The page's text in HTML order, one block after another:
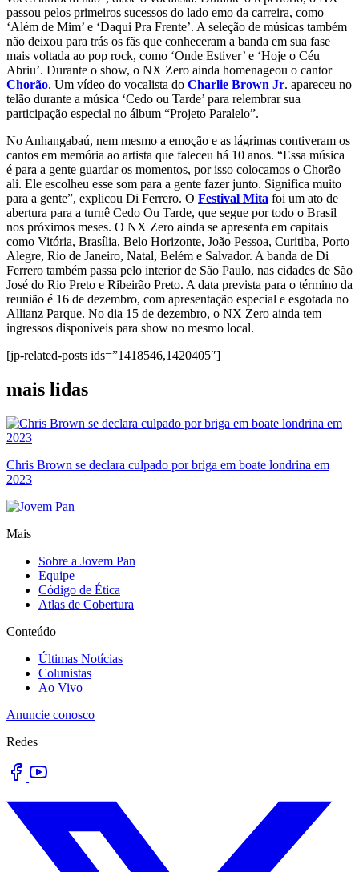
passou pelos primeiros sucessos do lado emo da carreira, como
‘Além de Mim’ e ‘Daqui Pra Frente’. A seleção de músicas também
não deixou para trás os fãs que conheceram a banda em sua fase
mais voltada ao pop rock, como ‘Onde Estiver’ e ‘Hoje o Céu
Abriu’. Durante o show, o NX Zero ainda homenageou o cantor
Chorão. Um vídeo do vocalista do Charlie Brown Jr. apareceu no
telão durante a música ‘Cedo ou Tarde’ para relembrar sua
participação especial no álbum “Projeto Paralelo”.
No Anhangabaú, nem mesmo a emoção e as lágrimas contiveram os
cantos em memória ao artista que faleceu há 10 anos. “Essa música
é para a gente guardar os momentos, por isso colocamos o Chorão
ali. Ele escolheu esse som para a gente fazer junto. Significa muito
para a gente”, explicou Di Ferrero. O Festival Mita foi um ato de
abertura para a turnê Cedo Ou Tarde, que segue por todo o Brasil
nos próximos meses. O NX Zero ainda se apresenta em capitais
como Vitória, Brasília, Belo Horizonte, João Pessoa, Curitiba, Porto
Alegre, Rio de Janeiro, Natal, Belém e Salvador. A banda de Di
Ferrero também passa pelo interior de São Paulo, nas cidades de São
José do Rio Preto e Ribeirão Preto. A data prevista para o término da
reunião é 16 de dezembro, com apresentação especial e esgotada no
Allianz Parque. No dia 15 de dezembro, o NX Zero ainda tem
ingressos disponíveis para show no mesmo local.
[jp-related-posts ids=”1418546,1420405″]
mais lidas
Chris Brown se declara culpado por briga em boate londrina em
2023
Mais
Sobre a Jovem Pan
Equipe
Código de Ética
Atlas de Cobertura
Conteúdo
Últimas Notícias
Colunistas
Ao Vivo
Anuncie conosco
Redes